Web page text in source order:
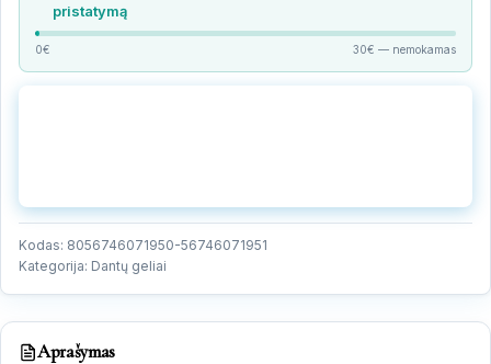
pristatymą
0€ 30€ — nemokamas
Kodas: 8056746071950-56746071951
Kategorija: Dantų geliai
Aprašymas